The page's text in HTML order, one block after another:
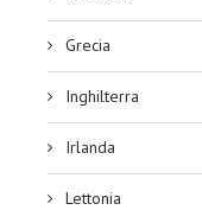
Grecia
Inghilterra
Irlanda
Lettonia